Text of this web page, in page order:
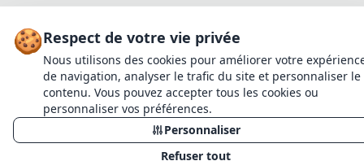
X
Ajouter au panier
1
Continuer mes achats
Voir mon panier
Gestion des
🍪Respect de votre vie privée
Nous utilisons des cookies pour améliorer votre
de navigation, analyser le trafic du site et personnaliser le
contenu. Vous pouvez accepter tous les cookies ou
personnaliser vos préférences.
Personnaliser
Refuser tout
Continuer mes achats